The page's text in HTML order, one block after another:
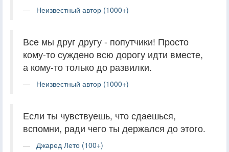
Неизвестный автор (1000+)
Все мы друг другу - попутчики! Просто
кому-то суждено всю дорогу идти вместе,
а кому-то только до развилки.
Неизвестный автор (1000+)
Если ты чувствуешь, что сдаешься,
вспомни, ради чего ты держался до этого.
Джаред Лето (100+)